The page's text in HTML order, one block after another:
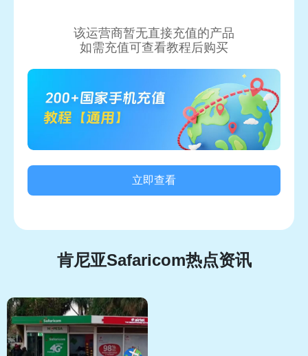
该运营商暂无直接充值的产品
如需充值可查看教程后购买
立即查看
肯尼亚Safaricom热点资讯